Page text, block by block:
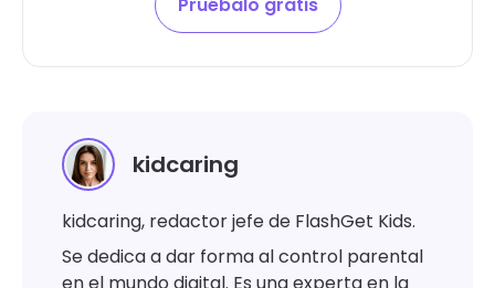
Pruébalo gratis
kidcaring
kidcaring, redactor jefe de FlashGet Kids.
Se dedica a dar forma al control parental